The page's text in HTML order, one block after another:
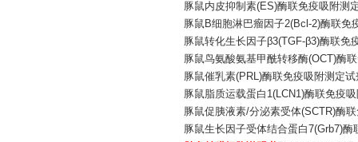
豚鼠内皮抑制素(ES)酶联免疫吸附测
豚鼠B细胞淋巴瘤因子2(Bcl-2)酶联免
豚鼠转化生长因子β3(TGF-β3)酶联免
豚鼠鸟氨酸氨基甲酰转移酶(OCT)酶
豚鼠催乳素(PRL)酶联免疫吸附测定试
豚鼠脂质运载蛋白 1(LCN1)酶联免疫
豚鼠促胰液素/分泌素受体(SCTR)酶
豚鼠生长因子受体结合蛋白 7(Grb7)酶